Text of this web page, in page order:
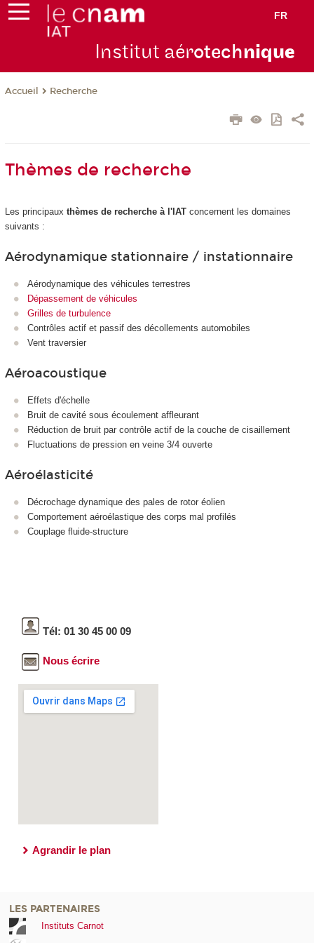
FR
Institut aérotechnique
Accueil Recherche
Thèmes de recherche
Les principaux thèmes de recherche à l'IATconcernent les domaines
suivants :
Aérodynamique stationnaire / instationnaire
Aérodynamique des véhicules terrestres
Dépassement de véhicules
Grilles de turbulence
Contrôles actif et passif des décollements automobiles
Vent traversier
Aéroacoustique
Effets d'échelle
Bruit de cavité sous écoulement affleurant
Réduction de bruit par contrôle actif de la couche de cisaillement
Fluctuations de pression en veine 3/4 ouverte
Aéroélasticité
Décrochage dynamique des pales de rotor éolien
Comportement aéroélastique des corps mal profilés
Couplage fluide-structure
Tél: 01 30 45 00 09
Nous écrire
Agrandir le plan
LES PARTENAIRES
Instituts Carnot